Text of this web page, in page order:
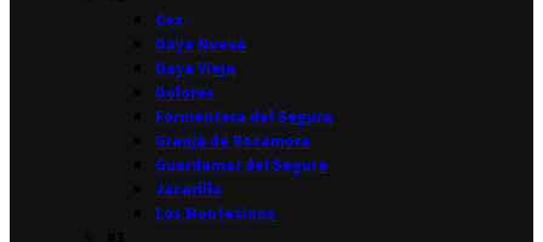
Cox
Daya Nueva
Daya Vieja
Dolores
Formentera del Segura
Granja de Rocamora
Guardamar del Segura
Jacarilla
Los Montesinos